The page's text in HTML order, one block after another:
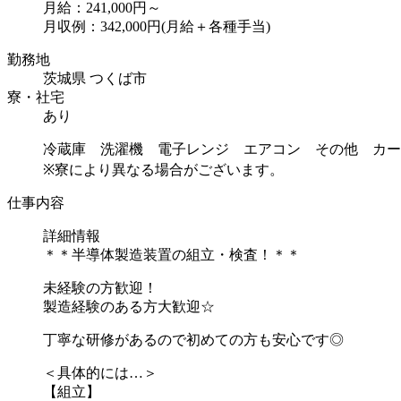
月給：241,000円～
月収例：342,000円(月給＋各種手当)
勤務地
茨城県 つくば市
寮・社宅
あり
冷蔵庫 洗濯機 電子レンジ エアコン その他 カー
※寮により異なる場合がございます。
仕事内容
詳細情報
＊＊半導体製造装置の組立・検査！＊＊
未経験の方歓迎！
製造経験のある方大歓迎☆
丁寧な研修があるので初めての方も安心です◎
＜具体的には…＞
【組立】